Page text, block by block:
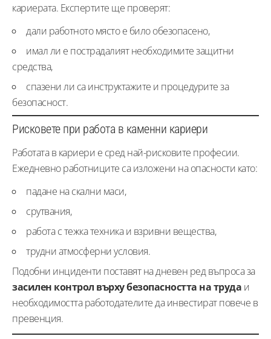
кариерата. Експертите ще проверят:
дали работното място е било обезопасено,
имал ли е пострадалият необходимите защитни
средства,
спазени ли са инструктажите и процедурите за
безопасност.
Рисковете при работа в каменни кариери
Работата в кариери е сред най-рисковите професии.
Ежедневно работниците са изложени на опасности като:
падане на скални маси,
срутвания,
работа с тежка техника и взривни вещества,
трудни атмосферни условия.
Подобни инциденти поставят на дневен ред въпроса за
засилен контрол върху безопасността на труда и
необходимостта работодателите да инвестират повече в
превенция.